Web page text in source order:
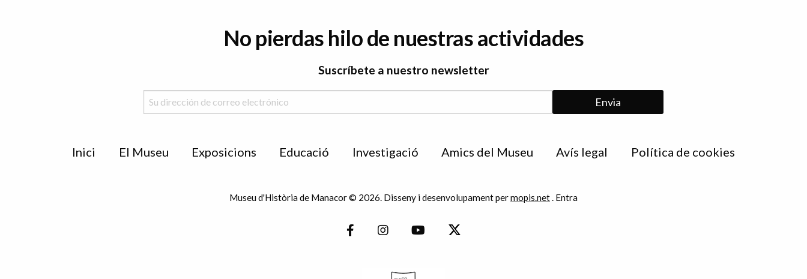
No pierdas hilo de nuestras actividades
Suscríbete a nuestro newsletter
Inici El Museu Exposicions Educació Investigació Amics del Museu Avís legal Política de cookies
Museu d'Història de Manacor © 2026. Disseny i desenvolupament permopis.net. Entra